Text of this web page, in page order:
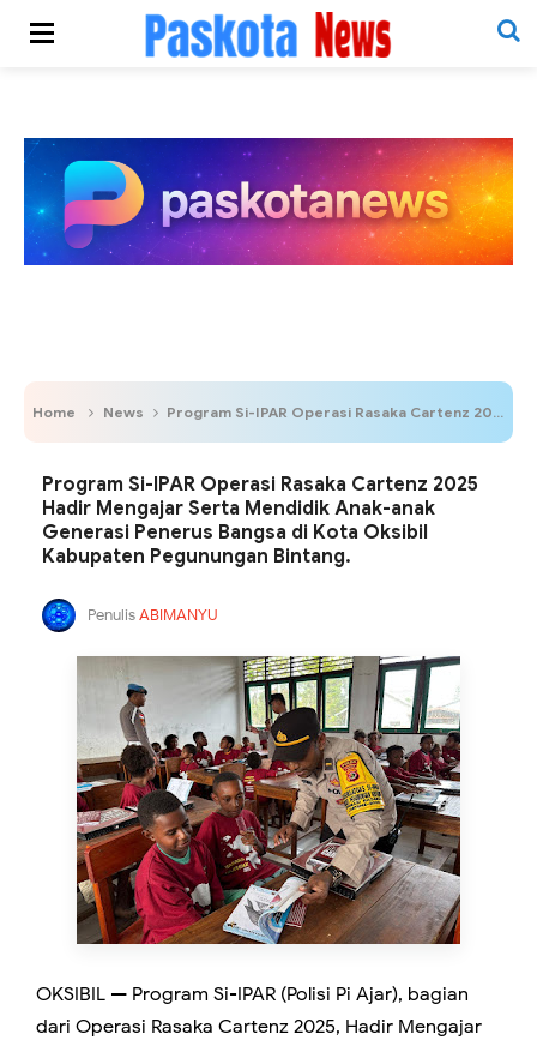
Home News Program Si-IPAR Operasi Rasaka Cartenz 2025 Hadir Mengajar Serta Mendidik Anak-anak Generasi Penerus Bangsa di Kota Oksibil Kabupaten Pegunungan Bintang.
Program Si-IPAR Operasi Rasaka Cartenz 2025
Hadir Mengajar Serta Mendidik Anak-anak
Generasi Penerus Bangsa di Kota Oksibil
Kabupaten Pegunungan Bintang.
PenulisABIMANYU
OKSIBIL — Program Si-IPAR (Polisi Pi Ajar), bagian
dari Operasi Rasaka Cartenz 2025, Hadir Mengajar